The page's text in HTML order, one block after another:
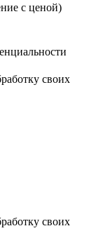
с ценой)
своих
своих